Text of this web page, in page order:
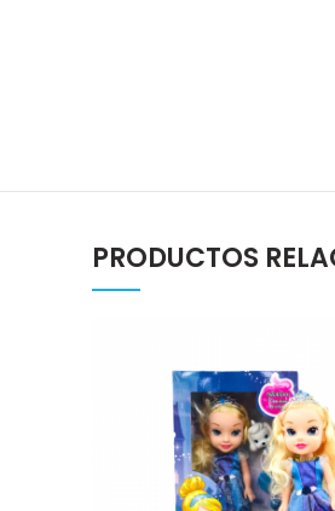
PRODUCTOS